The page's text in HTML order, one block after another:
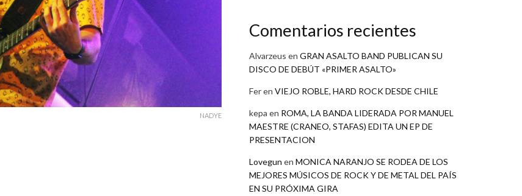
NADYE
Comentarios recientes
Alvarzeus en GRAN ASALTO BAND PUBLICAN SU
DISCO DE DEBÚT «PRIMER ASALTO»
Feren VIEJO ROBLE, HARD ROCK DESDE CHILE
kepa en ROMA, LA BANDA LIDERADA POR MANUEL
MAESTRE (CRANEO, STAFAS) EDITA UN EP DE
PRESENTACION
Lovegun en MONICA NARANJO SE RODEA DE LOS
MEJORES MÚSICOS DE ROCK Y DE METAL DEL PAÍS
EN SU PRÓXIMA GIRA